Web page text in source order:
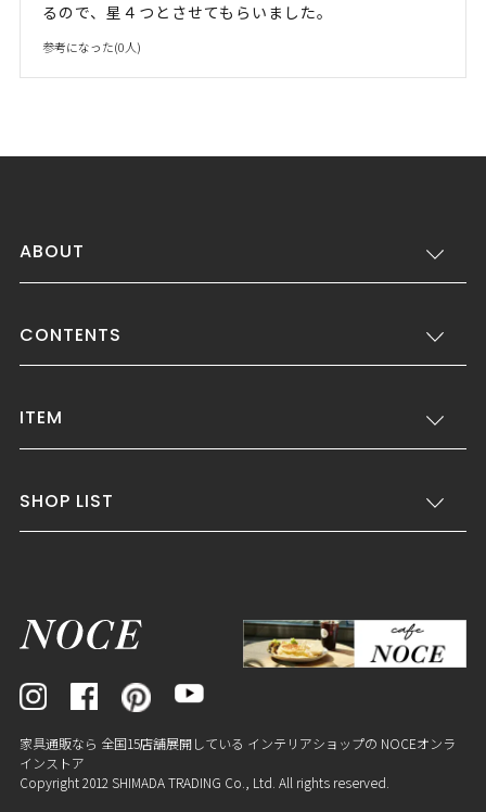
るので、星４つとさせてもらいました。
参考になった(0人)
ABOUT
CONTENTS
ITEM
SHOP LIST
家具通販なら 全国15店舗展開している インテリアショップの NOCEオンラ
インストア
Copyright 2012 SHIMADA TRADING Co., Ltd. All rights reserved.